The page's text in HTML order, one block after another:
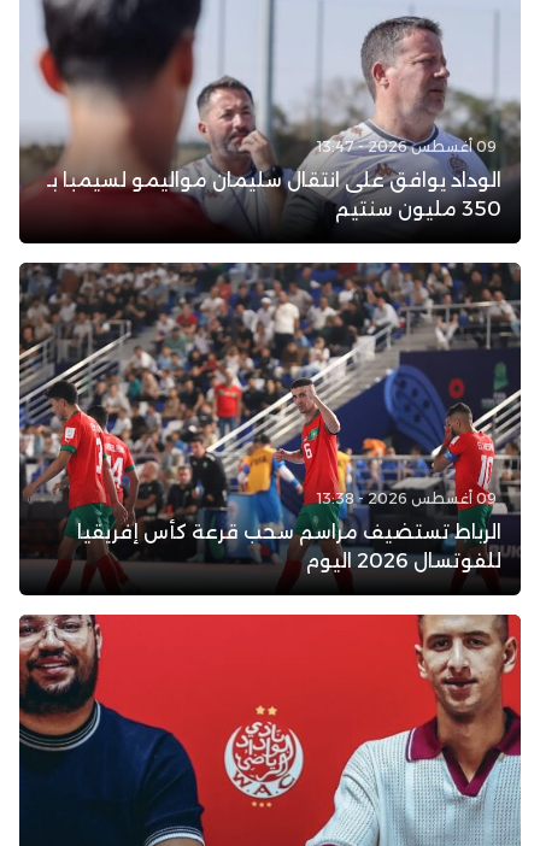
09 أغسطس 2026 - 13:47
الوداد يوافق على انتقال سليمان مواليمو لسيمبا بـ
350 مليون سنتيم
09 أغسطس 2026 - 13:38
الرباط تستضيف مراسم سحب قرعة كأس إفريقيا
للفوتسال 2026 اليوم